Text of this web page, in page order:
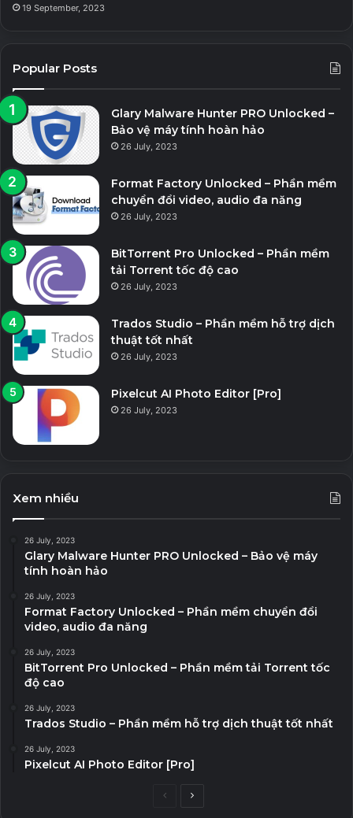
19 September, 2023
Popular Posts
Glary Malware Hunter PRO Unlocked –
Bảo vệ máy tính hoàn hảo
26 July, 2023
Format Factory Unlocked – Phần mềm
chuyển đổi video, audio đa năng
26 July, 2023
BitTorrent Pro Unlocked – Phần mềm
tải Torrent tốc độ cao
26 July, 2023
Trados Studio – Phần mềm hỗ trợ dịch
thuật tốt nhất
26 July, 2023
Pixelcut AI Photo Editor [Pro]
26 July, 2023
Xem nhiều
26 July, 2023
Glary Malware Hunter PRO Unlocked – Bảo vệ máy
tính hoàn hảo
26 July, 2023
Format Factory Unlocked – Phần mềm chuyển đổi
video, audio đa năng
26 July, 2023
BitTorrent Pro Unlocked – Phần mềm tải Torrent tốc
độ cao
26 July, 2023
Trados Studio – Phần mềm hỗ trợ dịch thuật tốt nhất
26 July, 2023
Pixelcut AI Photo Editor [Pro]